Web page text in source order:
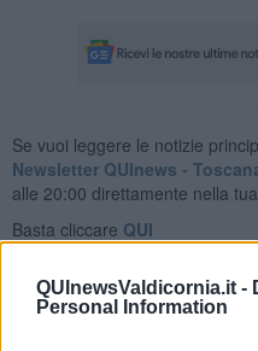
QUInewsValdicornia.it -
Personal Information
Se vuoi leggere le notizie
Newsletter QUInews -
alle 20:00 direttamente nella
Basta cliccare QUI
Articoli dal Blog “Disincantato”